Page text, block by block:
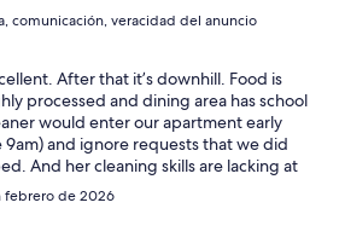
comunicación, veracidad del anuncio
After that it’s downhill. Food is
processed and dining area has school
would enter our apartment early
and ignore requests that we did
And her cleaning skills are lacking at
place needs attention. Two others had
apartments but we were lucky to
febrero de 2026